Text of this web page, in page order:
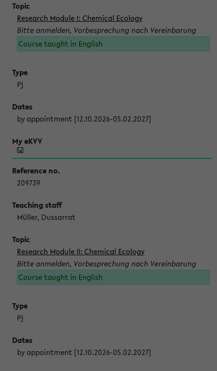
Research Module I: Chemical Ecology
Bitte anmelden, Vorbesprechung nach Vereinbarung
Course taught in English
Pj
by appointment [12.10.2026-05.02.2027]
209739
Müller, Dussarrat
Research Module II: Chemical Ecology
Bitte anmelden, Vorbesprechung nach Vereinbarung
Course taught in English
Pj
by appointment [12.10.2026-05.02.2027]